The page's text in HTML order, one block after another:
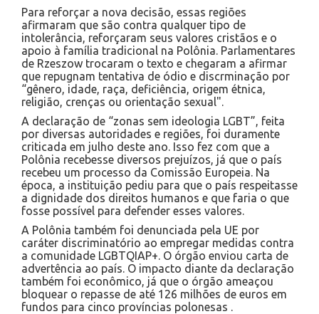
Para reforçar a nova decisão, essas regiões
afirmaram que são contra qualquer tipo de
intolerância, reforçaram seus valores cristãos e o
apoio à família tradicional na Polônia. Parlamentares
de Rzeszow trocaram o texto e chegaram a afirmar
que repugnam tentativa de ódio e discrminação por
“gênero, idade, raça, deficiência, origem étnica,
religião, crenças ou orientação sexual".
A declaração de “zonas sem ideologia LGBT”, feita
por diversas autoridades e regiões, foi duramente
criticada em julho deste ano. Isso fez com que a
Polônia recebesse diversos prejuízos, já que o país
recebeu um processo da Comissão Europeia. Na
época, a instituição pediu para que o país respeitasse
a dignidade dos direitos humanos e que faria o que
fosse possível para defender esses valores.
A Polônia também foi denunciada pela UE por
caráter discriminatório ao empregar medidas contra
a comunidade LGBTQIAP+. O órgão enviou carta de
advertência ao país. O impacto diante da declaração
também foi econômico, já que o órgão ameaçou
bloquear o repasse de até 126 milhões de euros em
fundos para cinco províncias polonesas .